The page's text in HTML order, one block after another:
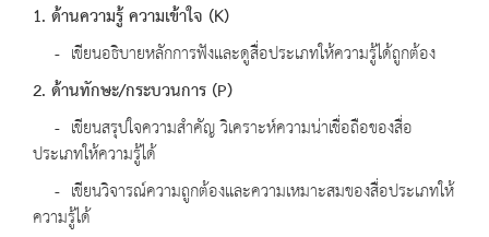
1. ด้านความรู้ ความเข้าใจ (K)
- เขียนอธิบายหลักการฟังและดูสื่อประเภทให้ความรู้ได้ถูกต้อง
2. ด้านทักษะ/กระบวนการ (P)
- เขียนสรุปใจความสำคัญ วิเคราะห์ความน่าเชื่อถือของสื่อ
ประเภทให้ความรู้ได้
- เขียนวิจารณ์ความถูกต้องและความเหมาะสมของสื่อประเภทให้
ความรู้ได้